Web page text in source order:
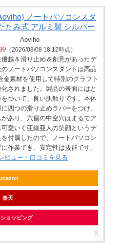
ノートパソコンスタ
たみ式 アルミ製 シルバー
Aoviho
（2026/08/08 18:12時点）
優越＆滑り止め＆創意があったデ
ノートパソコンスタンドは高品
素材を使用して特別のクラフト
されました。製品の表面にはと
ついて、良い肌触りです。本体
四つの滑り止めラバーをつけ、
あり、六個の中空穴はまるでア
愛いく亜細亜人の笑顔というデ
付属したので、ノートパソコン
作業でき、安定性は抜群です。
ビュー・口コミを見る
楽天
ョッピング